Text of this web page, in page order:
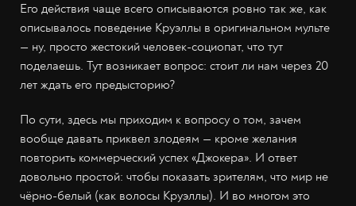
Его действия чаще всего описываются ровно так же, как
описывалось поведение Круэллы в оригинальном мульте
— ну, просто жестокий человек-социопат, что тут
поделаешь. Тут возникает вопрос: стоит ли нам через 20
лет ждать его предысторию?
По сути, здесь мы приходим к вопросу о том, зачем
вообще давать приквел злодеям — кроме желания
повторить коммерческий успех «Джокера». И ответ
довольно простой: чтобы показать зрителям, что мир не
чёрно-белый (как волосы Круэллы). И во многом это